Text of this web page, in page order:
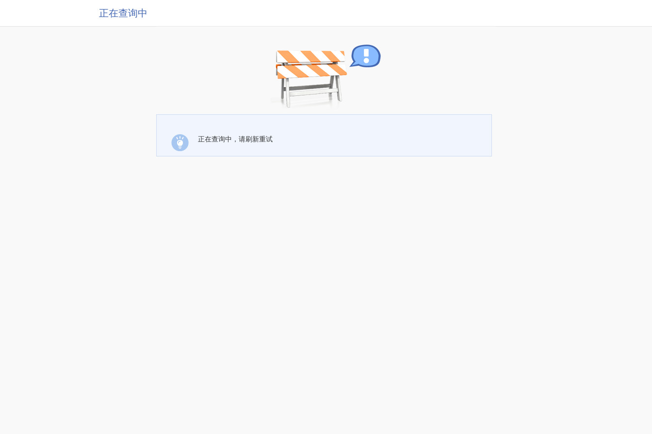
正在查询中
正在查询中，请刷新重试